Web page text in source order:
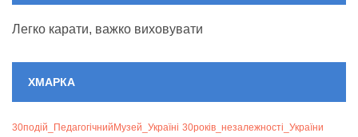
Легко карати, важко виховувати
ХМАРКА
30подій_ПедагогічнийМузей_Україні 30років_незалежності_України